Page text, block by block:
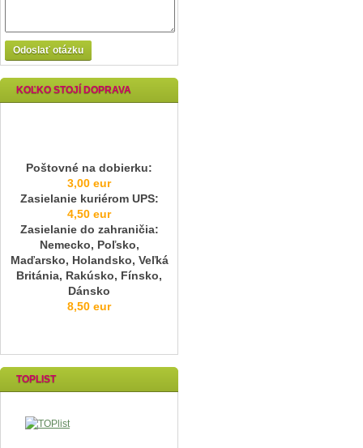
Odoslať otázku
KOĽKO STOJÍ DOPRAVA
Poštovné na dobierku:
3,00 eur
Zasielanie kuriérom UPS:
4,50 eur
Zasielanie do zahraničia:
Nemecko, Poľsko,
Maďarsko, Holandsko, Veľká
Británia, Rakúsko, Fínsko,
Dánsko
8,50 eur
TOPLIST